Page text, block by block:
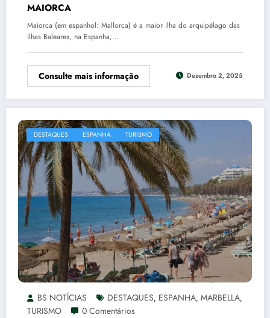
MAIORCA
Maiorca (em espanhol: Mallorca) é a maior ilha do arquipélago das
Ilhas Baleares, na Espanha,…
Consulte mais informação Dezembro 2, 2025
DESTAQUES ESPANHA TURISMO
BS NOTÍCIAS DESTAQUES, ESPANHA, MARBELLA,
TURISMO 0 Comentários